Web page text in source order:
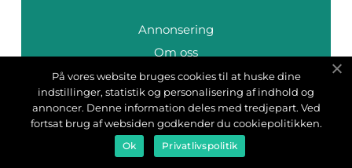
Annonsering
Om oss
Cookies
Kontakta oss
Sitemap
På vores website bruges cookies til at huske dine
indstillinger, statistik og personalisering af indhold og
annoncer. Denne information deles med tredjepart. Ved
fortsat brug af websiden godkender du cookiepolitikken.
Ok Privatlivspolitik